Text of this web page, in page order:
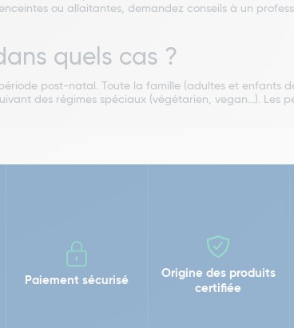
ou allaitantes, demandez conseils à un
quels cas ?
post-natal. Toute la famille (adultes et enfants
des régimes spéciaux (végétarien, vegan...). Les
Paiement sécurisé
Origine des produits
certifiée